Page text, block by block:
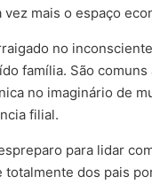
mais o espaço
no
família. São
no imaginário de
filial.
para lidar
dos pais